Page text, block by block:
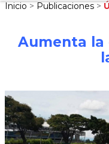
Inicio > Publicaciones >
Aumenta la